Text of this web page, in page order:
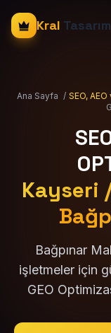
Kral Tasarım
Ana Sayfa / SEO,
Kayseri
Bağpınar
işletmeler için
GEO